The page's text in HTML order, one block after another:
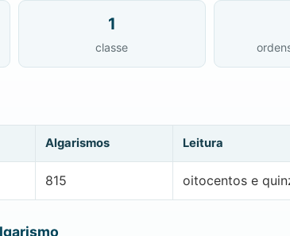
1
classe
Algarismos Leitura
815 oitocentos e